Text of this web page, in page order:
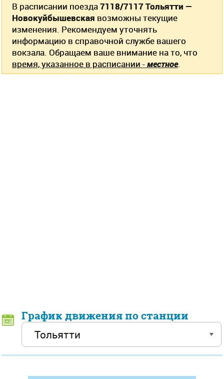
В расписании поезда7118/7117 Тольятти —
Новокуйбышевская возможны текущие
изменения. Рекомендуем уточнять
информацию в справочной службе вашего
вокзала. Обращаем ваше внимание на то, что
время, указанное в расписании -местное.
График движения по станции